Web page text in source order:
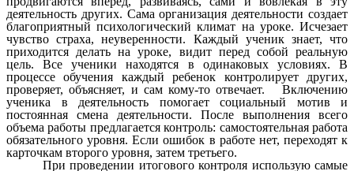
деятельность других. Сама организация деятельности создает
благоприятный психологический климат на уроке. Исчезает
чувство страха, неуверенности. Каждый ученик знает, что
приходится делать на уроке, видит перед собой реальную
цель. Все ученики находятся в одинаковых условиях. В
процессе обучения каждый ребенок контролирует других,
проверяет, объясняет, и сам кому-то отвечает. Включению
ученика в деятельность помогает социальный мотив и
постоянная смена деятельности. После выполнения всего
объема работы предлагается контроль: самостоятельная работа
обязательного уровня. Если ошибок в работе нет, переходят к
карточкам второго уровня, затем третьего.
При проведении итогового контроля использую самые